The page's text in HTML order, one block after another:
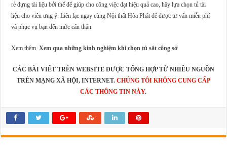
rẻ đựng tài liệu bởi thế để giúp cho công việc đạt hiệu quả cao, hãy lựa chọn tủ tài
liệu cho viên ưng ý. Liên lạc ngay cùng Nội thất Hòa Phát để được tư vấn miễn phí
và phục vụ bạn đến mức cẩn thận.
Xem thêmXem qua những kinh nghiệm khi chọn tủ sắt công sở
CÁC BÀI VIẾT TRÊN WEBSITE ĐƯỢC TỔNG HỢP TỪ NHIỀU NGUỒN
TRÊN MẠNG XÃ HỘI, INTERNET. CHÚNG TÔI KHÔNG CUNG CẤP
CÁC THÔNG TIN NÀY.